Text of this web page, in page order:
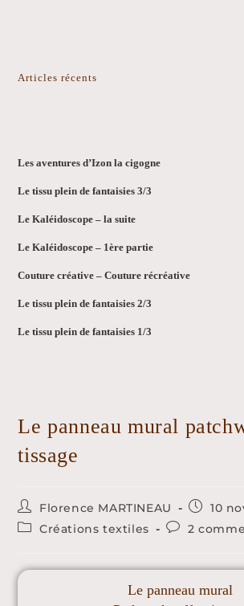
Articles récents
Les aventures d’Izon la cigogne
Le tissu plein de fantaisies 3/3
Le Kaléidoscope – la suite
Le Kaléidoscope – 1ère partie
Couture créative – Couture récréative
Le tissu plein de fantaisies 2/3
Le tissu plein de fantaisies 1/3
Le panneau mural
tissage
Florence MARTINEAU
10
Créations textiles
2
Le panneau mural